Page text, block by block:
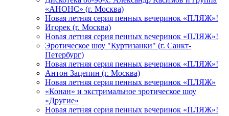
«АНОНС» (г. Москва)
Новая летняя серия пенных вечеринок «ПЛЯЖ»!
Игорек (г. Москва)
Новая летняя серия пенных вечеринок «ПЛЯЖ»!
Эротическое шоу "Куртизанки" (г. Санкт-
Петербург)
Новая летняя серия пенных вечеринок «ПЛЯЖ»!
Антон Зацепин (г. Москва)
Новая летняя серия пенных вечеринок «ПЛЯЖ»
«Конан» и экстримальное эротическое шоу
«Другие»
Новая летняя серия пенных вечеринок «ПЛЯЖ»!